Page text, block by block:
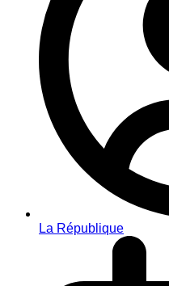
La République